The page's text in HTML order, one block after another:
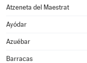
Atzeneta del Maestrat
Ayódar
Azuébar
Barracas